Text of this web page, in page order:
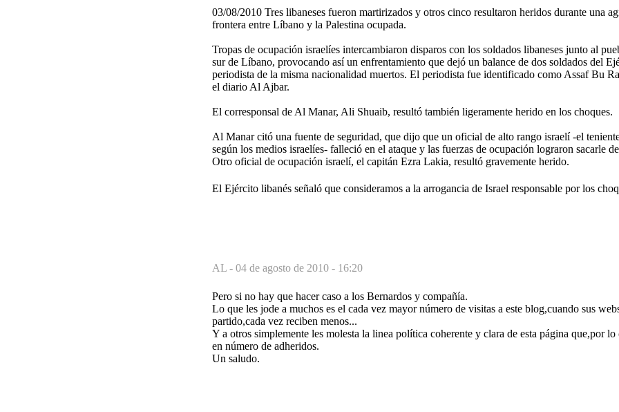
03/08/2010 Tres libaneses fueron martirizados y otros cinco resultaron heridos durante una
frontera entre Líbano y la Palestina ocupada.
Tropas de ocupación israelíes intercambiaron disparos con los soldados libaneses junto al
sur de Líbano, provocando así un enfrentamiento que dejó un balance de dos soldados del
periodista de la misma nacionalidad muertos. El periodista fue identificado como Assaf Bu
el diario Al Ajbar.
El corresponsal de Al Manar, Ali Shuaib, resultó también ligeramente herido en los choques.
Al Manar citó una fuente de seguridad, que dijo que un oficial de alto rango israelí -el
según los medios israelíes- falleció en el ataque y las fuerzas de ocupación lograron sacarle
Otro oficial de ocupación israelí, el capitán Ezra Lakia, resultó gravemente herido.
El Ejército libanés señaló que consideramos a la arrogancia de Israel responsable por los
AL - 04 de agosto de 2010 - 16:20
Pero si no hay que hacer caso a los Bernardos y compañía.
Lo que les jode a muchos es el cada vez mayor número de visitas a este blog,cuando sus
partido,cada vez reciben menos...
Y a otros simplemente les molesta la linea política coherente y clara de esta página que,por lo
en número de adheridos.
Un saludo.